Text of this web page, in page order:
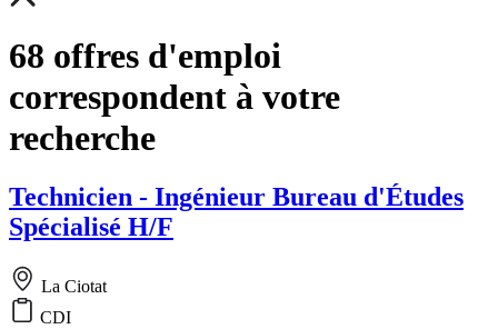
68 offres d'emploi
correspondent à votre
recherche
Technicien - Ingénieur Bureau d'Études
Spécialisé H/F
La Ciotat
CDI